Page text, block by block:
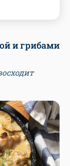
и грибами